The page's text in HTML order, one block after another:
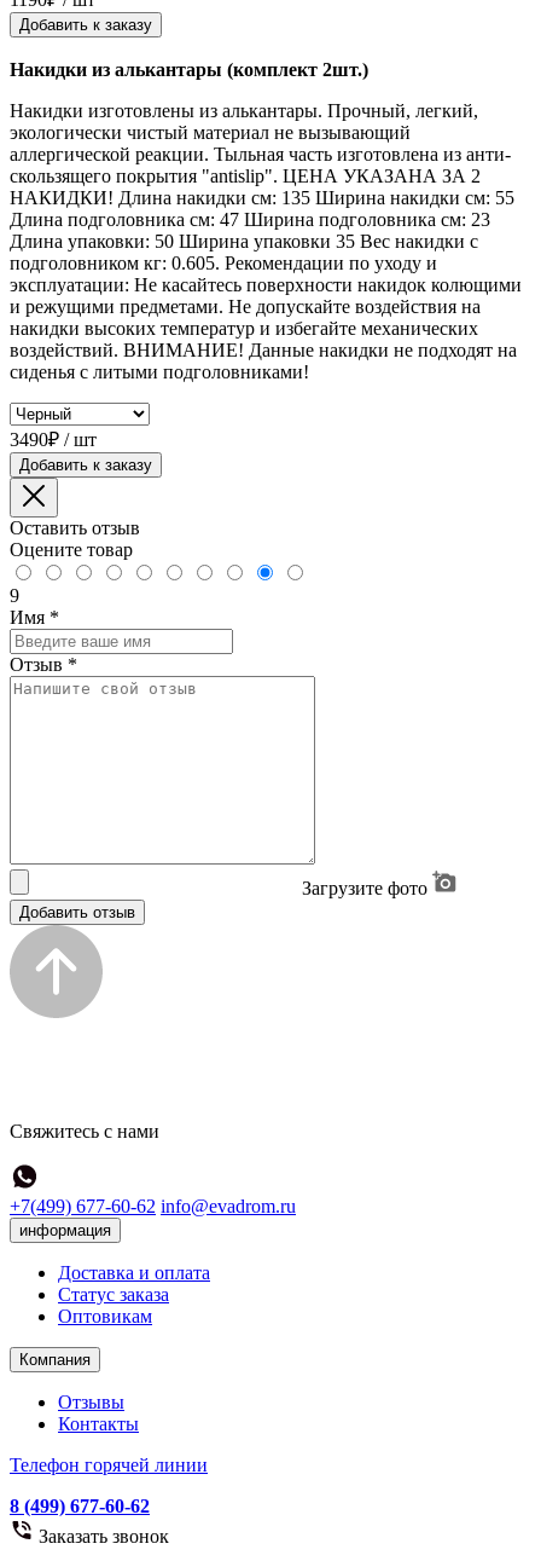
Добавить к заказу
Накидки из алькантары (комплект 2шт.)
Накидки изготовлены из алькантары. Прочный, легкий,
экологически чистый материал не вызывающий
аллергической реакции. Тыльная часть изготовлена из анти-
скользящего покрытия "antislip". ЦЕНА УКАЗАНА ЗА 2
НАКИДКИ! Длина накидки см: 135 Ширина накидки см: 55
Длина подголовника см: 47 Ширина подголовника см: 23
Длина упаковки: 50 Ширина упаковки 35 Вес накидки с
подголовником кг: 0.605. Рекомендации по уходу и
эксплуатации: Не касайтесь поверхности накидок колющими
и режущими предметами. Не допускайте воздействия на
накидки высоких температур и избегайте механических
воздействий. ВНИМАНИЕ! Данные накидки не подходят на
сиденья с литыми подголовниками!
3490₽ / шт
Добавить к заказу
Оставить отзыв
Оцените товар
9
Имя *
Отзыв *
Загрузите фото
Добавить отзыв
Свяжитесь с нами
+7(499) 677-60-62 info@evadrom.ru
информация
Доставка и оплата
Статус заказа
Оптовикам
Компания
Отзывы
Контакты
Телефон горячей линии
8 (499) 677-60-62
Заказать звонок